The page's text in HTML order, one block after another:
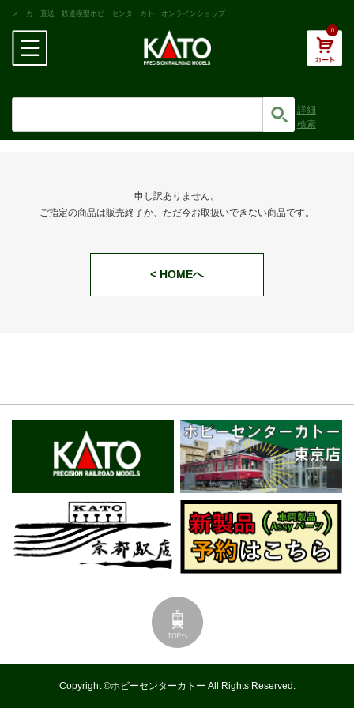
メーカー直送・鉄道模型ホビーセンターカトーオンラインショップ
0
詳細
検索
申し訳ありません。
ご指定の商品は販売終了か、ただ今お取扱いできない商品です。
< HOMEへ
Copyright ©ホビーセンターカトー All Rights Reserved.